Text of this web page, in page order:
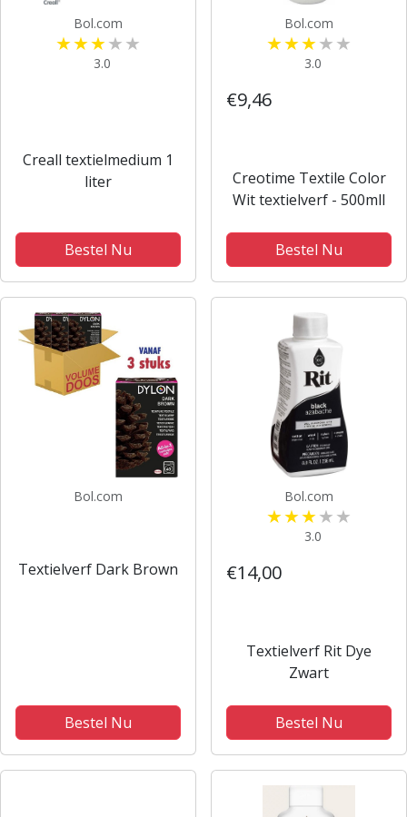
Bol.com
3.0
Creall textielmedium 1
liter
Bestel Nu
Bol.com
3.0
€9,46
Creotime Textile Color
Wit textielverf - 500mll
Bestel Nu
Bol.com
Textielverf Dark Brown
Bestel Nu
Bol.com
3.0
€14,00
Textielverf Rit Dye
Zwart
Bestel Nu